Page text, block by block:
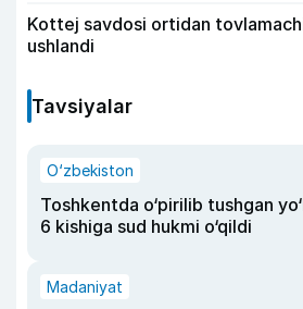
Kottej savdosi ortidan
ushlandi
Tavsiyalar
O‘zbekiston
Toshkentda o‘pirilib tushgan
6 kishiga sud hukmi o‘qildi
Madaniyat